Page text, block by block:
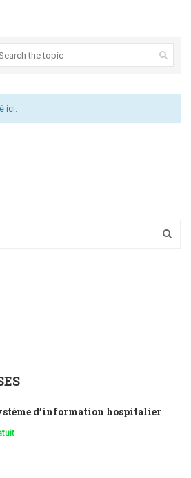
ici.
d’information hospitalier